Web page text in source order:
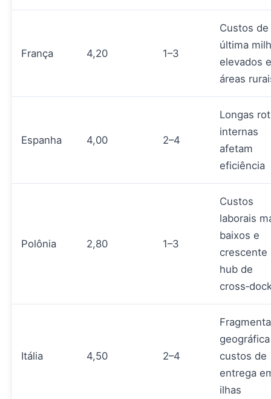
França 4,20 1–3
Custos de
última
elevados
áreas
Espanha 4,00 2–4
Longas
internas
afetam
eficiência
Polônia 2,80 1–3
Custos
laborais
baixos e
crescente
hub de
Itália 4,50 2–4
custos de
entrega
ilhas